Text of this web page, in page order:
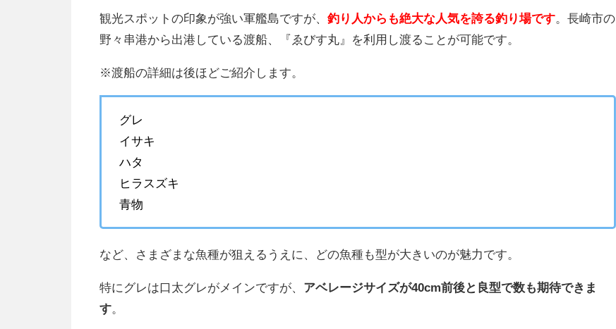
観光スポットの印象が強い軍艦島ですが、 釣り人からも絶大な人気を誇る釣り場です。長崎市の
野々串港から出港している渡船、『ゑびす丸』を利用し渡ることが可能です。
※渡船の詳細は後ほどご紹介します。
グレ
イサキ
ハタ
ヒラスズキ
青物
など、さまざまな魚種が狙えるうえに、どの魚種も型が大きいのが魅力です。
特にグレは口太グレがメインですが、 アベレージサイズが40cm前後と良型で数も期待できま
す。